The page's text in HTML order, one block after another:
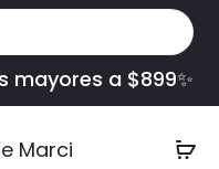
mayores a $899✨